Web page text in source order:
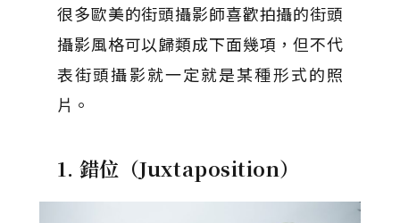
很多歐美的街頭攝影師喜歡拍攝的街頭
攝影風格可以歸類成下面幾項，但不代
表街頭攝影就一定就是某種形式的照
片。
1. 錯位（Juxtaposition）